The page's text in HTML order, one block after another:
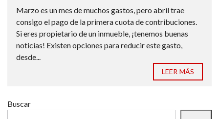
Marzo es un mes de muchos gastos, pero abril trae
consigo el pago de la primera cuota de contribuciones.
Si eres propietario de un inmueble, ¡tenemos buenas
noticias! Existen opciones para reducir este gasto,
desde...
LEER MÁS
Buscar